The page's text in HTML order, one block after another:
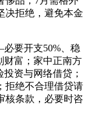
决拒绝，避免本金
要开支50%、稳
财富；家中正南方
资与网络借贷；
拒绝不合理借贷请
核条款，必要时咨